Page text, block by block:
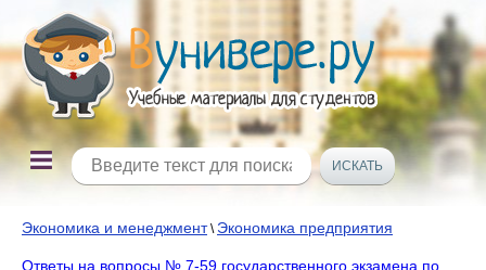
Экономика и менеджмент\ Экономика предприятия
Ответы на вопросы № 7-59 государственного экзамена по